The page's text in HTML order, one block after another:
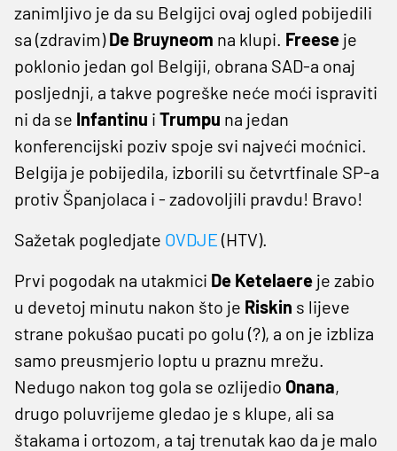
zanimljivo je da su Belgijci ovaj ogled pobijedili
sa (zdravim)De Bruyneom na klupi. Freese je
poklonio jedan gol Belgiji, obrana SAD-a onaj
posljednji, a takve pogreške neće moći ispraviti
ni da se Infantinu i Trumpu na jedan
konferencijski poziv spoje svi najveći moćnici.
Belgija je pobijedila, izborili su četvrtfinale SP-a
protiv Španjolaca i - zadovoljili pravdu! Bravo!
Sažetak pogledjate OVDJE (HTV).
Prvi pogodak na utakmici De Ketelaere je zabio
u devetoj minutu nakon što je Riskin s lijeve
strane pokušao pucati po golu (?), a on je izbliza
samo preusmjerio loptu u praznu mrežu.
Nedugo nakon tog gola se ozlijedio Onana,
drugo poluvrijeme gledao je s klupe, ali sa
štakama i ortozom, a taj trenutak kao da je malo